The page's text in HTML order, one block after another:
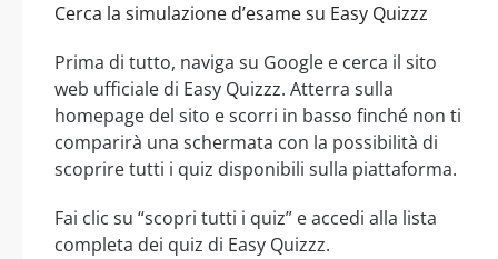
Cerca la simulazione d’esame su Easy Quizzz
Prima di tutto, naviga su Google e cerca il sito
web ufficiale di Easy Quizzz. Atterra sulla
homepage del sito e scorri in basso finché non ti
comparirà una schermata con la possibilità di
scoprire tutti i quiz disponibili sulla piattaforma.
Fai clic su “scopri tutti i quiz” e accedi alla lista
completa dei quiz di Easy Quizzz.